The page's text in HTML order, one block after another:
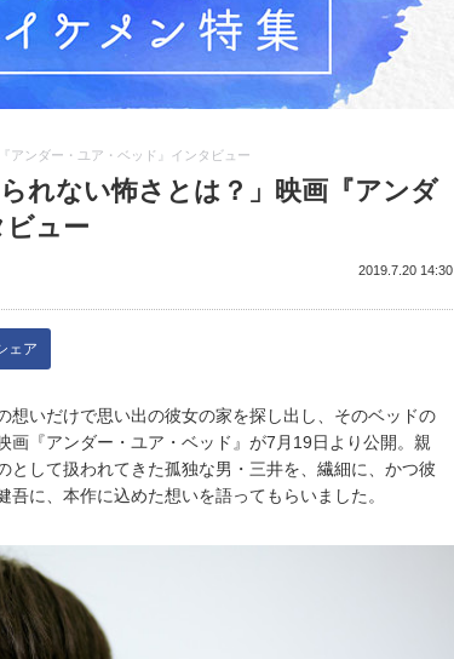
アンダー・ユア・ベッド』インタビュー
れない怖さとは？」映画『アンダ
ュー
2019.7.20 14:30
ェア
いだけで思い出の彼女の家を探し出し、そのベッドの
画『アンダー・ユア・ベッド』が7月19日より公開。親
として扱われてきた孤独な男・三井を、繊細に、かつ彼
に、本作に込めた想いを語ってもらいました。